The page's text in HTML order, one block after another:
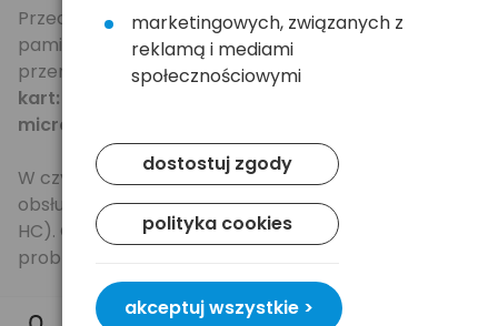
Przedstawiamy bardzo nowoczesny czytnik kart
pamięci. Czytnik dedykowany do urządzeń
przenośnych.Jest niezwykle uniwersalny - odczyt
kart: CF / MS PRO DUO / M2 (bez adaptera)/ SD /
microSD (bez adaptera) / XD
W czytniku zastosowanozaawansowany chip
obsługujący karty o podwyższonej pojemności (SD
HC). Obsługa pojemności rzędu
32GB
problemu, dla naszego czytnika.
Zdjęcia, muzyka, filmy - wszystko skopiowane z
marketingowych, związanych z
reklamą i mediami
społecznościowymi
dostostuj zgody
polityka cookies
akceptuj wszystkie >